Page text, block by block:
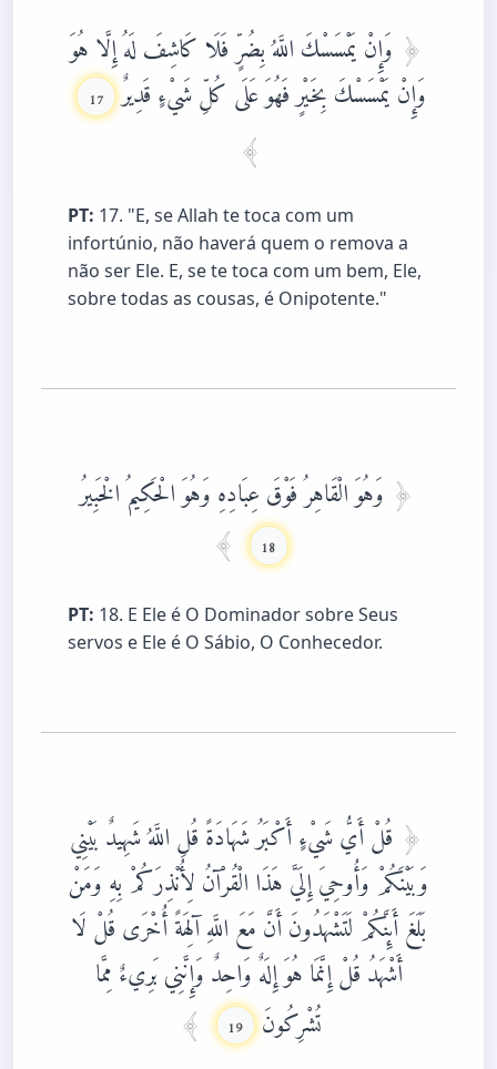
وَإِنْ يَمْسَسْكَ اللَّهُ بِضُرٍّ فَلَا كَاشِفَ لَهُ إِلَّا هُوَ
وَإِنْ يَمْسَسْكَ بِخَيْرٍ فَهُوَ عَلَى كُلِّ شَيْءٍ قَدِيرٌ 17
PT: 17. "E, se Allah te toca com um
infortúnio, não haverá quem o remova a
não ser Ele. E, se te toca com um bem, Ele,
sobre todas as cousas, é Onipotente."
وَهُوَ الْقَاهِرُ فَوْقَ عِبَادِهِ وَهُوَ الْحَكِيمُ الْخَبِيرُ
18
PT: 18. E Ele é O Dominador sobre Seus
servos e Ele é O Sábio, O Conhecedor.
قُلْ أَيُّ شَيْءٍ أَكْبَرُ شَهَادَةً قُلِ اللَّهُ شَهِيدٌ بَيْنِي
وَبَيْنَكُمْ وَأُوحِيَ إِلَيَّ هَذَا الْقُرْآنُ لِأُنْذِرَكُمْ بِهِ وَمَنْ
بَلَغَ أَئِنَّكُمْ لَتَشْهَدُونَ أَنَّ مَعَ اللَّهِ آلِهَةً أُخْرَى قُلْ لَا
أَشْهَدُ قُلْ إِنَّمَا هُوَ إِلَهٌ وَاحِدٌ وَإِنَّنِي بَرِيءٌ مِمَّا
تُشْرِكُونَ 19